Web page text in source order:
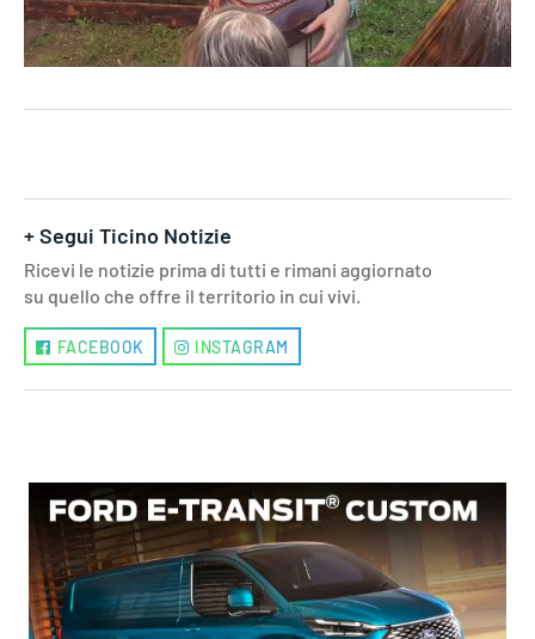
+ Segui Ticino Notizie
Ricevi le notizie prima di tutti e rimani aggiornato
su quello che offre il territorio in cui vivi.
FACEBOOK INSTAGRAM